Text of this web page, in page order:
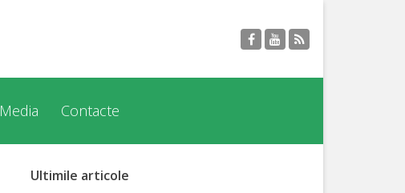
Media Contacte
Ultimile articole